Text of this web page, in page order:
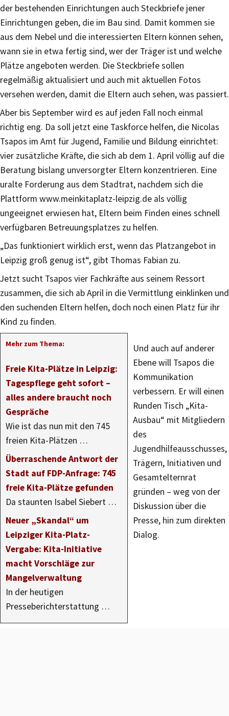
der bestehenden Einrichtungen auch Steckbriefe jener
Einrichtungen geben, die im Bau sind. Damit kommen sie
aus dem Nebel und die interessierten Eltern können sehen,
wann sie in etwa fertig sind, wer der Träger ist und welche
Plätze angeboten werden. Die Steckbriefe sollen
regelmäßig aktualisiert und auch mit aktuellen Fotos
versehen werden, damit die Eltern auch sehen, was passiert.
Aber bis September wird es auf jeden Fall noch einmal
richtig eng. Da soll jetzt eine Taskforce helfen, die Nicolas
Tsapos im Amt für Jugend, Familie und Bildung einrichtet:
vier zusätzliche Kräfte, die sich ab dem 1. April völlig auf die
Beratung bislang unversorgter Eltern konzentrieren. Eine
uralte Forderung aus dem Stadtrat, nachdem sich die
Plattform www.meinkitaplatz-leipzig.de als völlig
ungeeignet erwiesen hat, Eltern beim Finden eines schnell
verfügbaren Betreuungsplatzes zu helfen.
„Das funktioniert wirklich erst, wenn das Platzangebot in
Leipzig groß genug ist“, gibt Thomas Fabian zu.
Jetzt sucht Tsapos vier Fachkräfte aus seinem Ressort
zusammen, die sich ab April in die Vermittlung einklinken und
den suchenden Eltern helfen, doch noch einen Platz für ihr
Kind zu finden.
Mehr zum Thema:
Freie Kita-Plätze in Leipzig:
Tagespflege geht sofort –
alles andere braucht noch
Gespräche
Wie ist das nun mit den 745
freien Kita-Plätzen …
Überraschende Antwort der
Stadt auf FDP-Anfrage: 745
freie Kita-Plätze gefunden
Da staunten Isabel Siebert …
Neuer „Skandal“ um
Leipziger Kita-Platz-
Vergabe: Kita-Initiative
macht Vorschläge zur
Mangelverwaltung
In der heutigen
Presseberichterstattung …
Und auch auf anderer
Ebene will Tsapos die
Kommunikation
verbessern. Er will einen
Runden Tisch „Kita-
Ausbau“ mit Mitgliedern
des
Jugendhilfeausschusses,
Trägern, Initiativen und
Gesamtelternrat
gründen – weg von der
Diskussion über die
Presse, hin zum direkten
Dialog.